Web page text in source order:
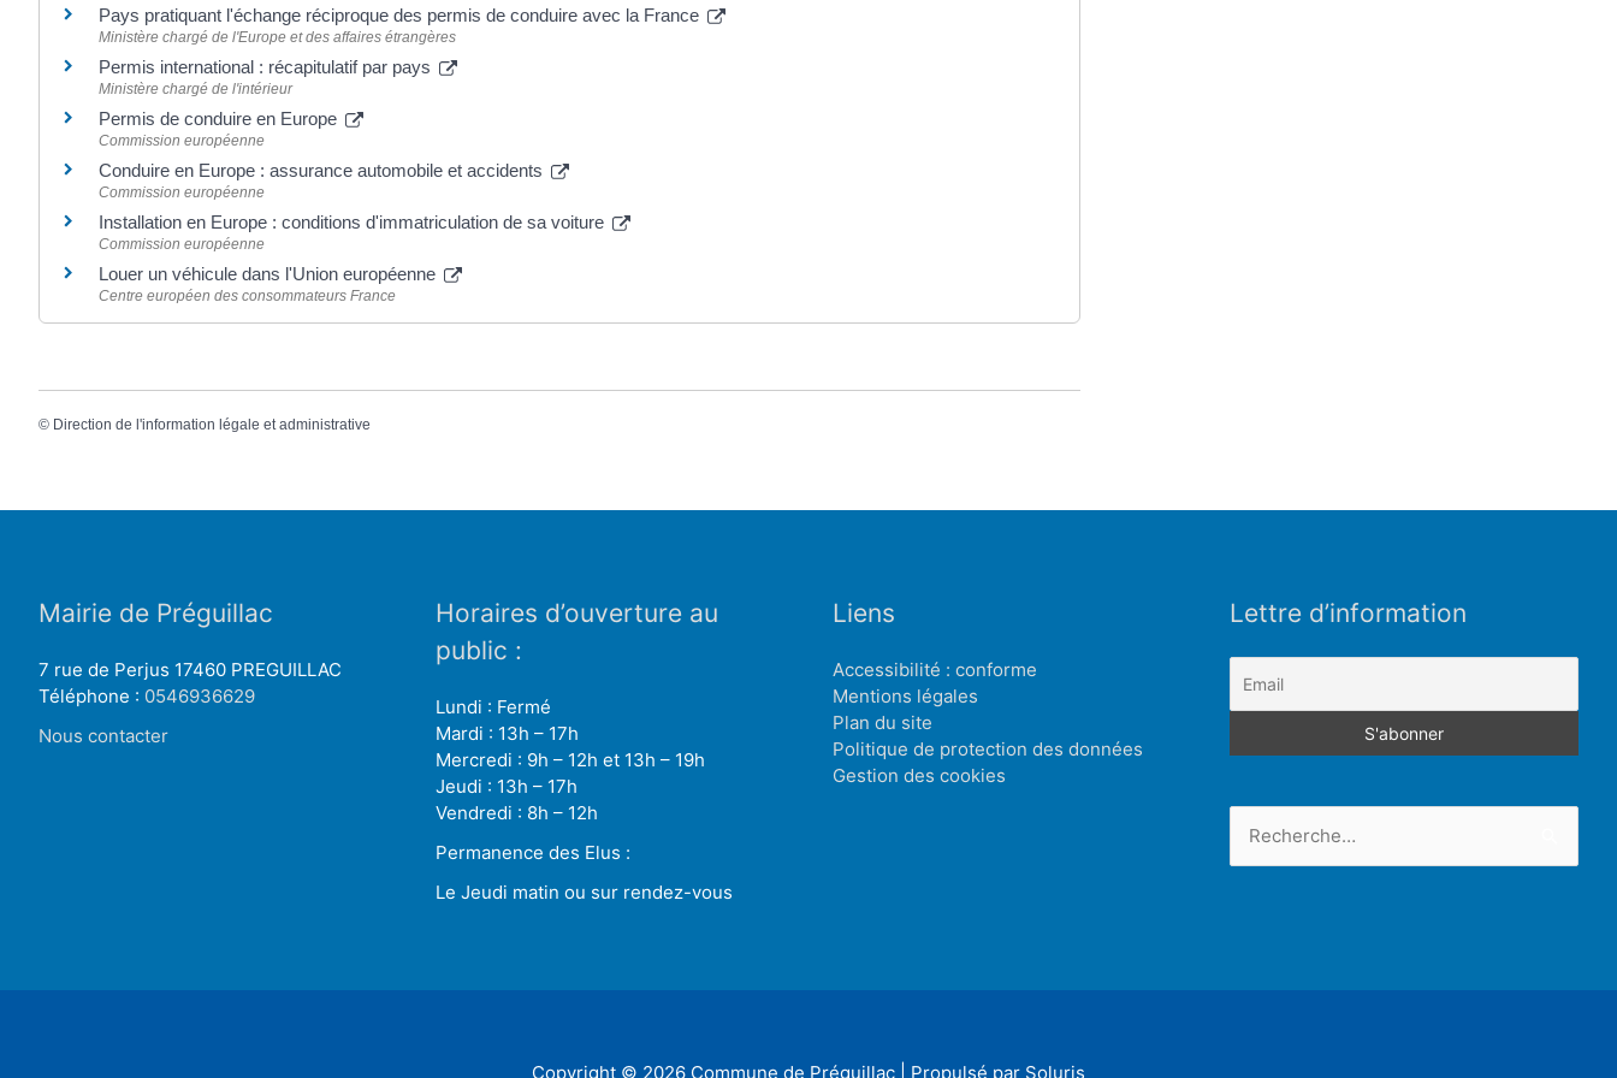
Pays pratiquant l'échange réciproque des permis de conduire avec la France
Ministère chargé de l'Europe et des affaires étrangères
Permis international : récapitulatif par pays
Ministère chargé de l'intérieur
Permis de conduire en Europe
Commission européenne
Conduire en Europe : assurance automobile et accidents
Commission européenne
Installation en Europe : conditions d'immatriculation de sa voiture
Commission européenne
Louer un véhicule dans l'Union européenne
Centre européen des consommateurs France
© Direction de l'information légale et administrative
Mairie de Préguillac
7 rue de Perjus 17460 PREGUILLAC
Téléphone : 0546936629
Nous contacter
Horaires d’ouverture au
public :
Lundi : Fermé
Mardi : 13h – 17h
Mercredi : 9h – 12h et 13h – 19h
Jeudi : 13h – 17h
Vendredi : 8h – 12h
Permanence des Elus :
Le Jeudi matin ou sur rendez-vous
Liens
Accessibilité : conforme
Mentions légales
Plan du site
Politique de protection des données
Gestion des cookies
Lettre d’information
Copyright © 2026 Commune de Préguillac | Propulsé par Soluris